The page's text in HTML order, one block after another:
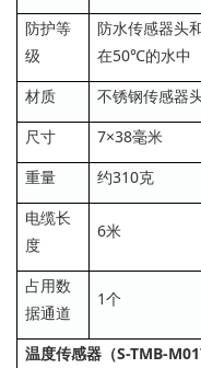
防护等
级
防水传感器头
在50℃的水中
材质
不锈钢传感器
尺寸
7×38毫米
重量
约310克
电缆长
度
6米
占用数
据通道
1个
温度传感器（S-TMB-